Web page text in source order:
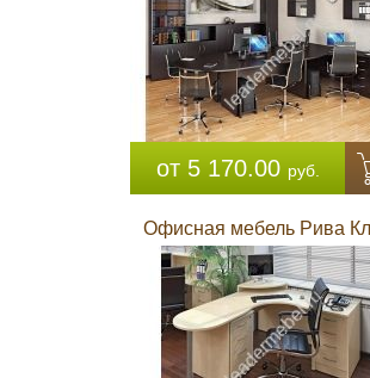
от 5 170.00 руб.
Офисная мебель Рива